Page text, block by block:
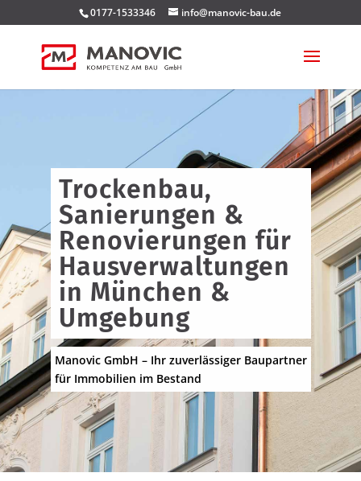
0177-1533346 info@manovic-bau.de
Trockenbau,
Sanierungen &
Renovierungen für
Hausverwaltungen
in München &
Umgebung
Manovic GmbH – Ihr zuverlässiger Baupartner
für Immobilien im Bestand